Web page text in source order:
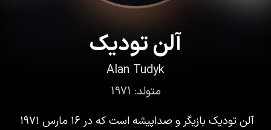
آلن تودیک
Alan Tudyk
متولد: 1971
آلن تودیک بازیگر و صداپیشه است که در ۱۶ مارس ۱۹۷۱